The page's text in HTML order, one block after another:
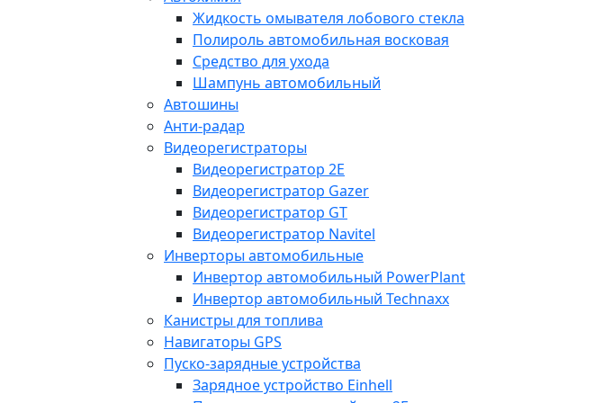
Жидкость омывателя лобового стекла
Полироль автомобильная восковая
Средство для ухода
Шампунь автомобильный
Автошины
Анти-радар
Видеорегистраторы
Видеорегистратор 2E
Видеорегистратор Gazer
Видеорегистратор GT
Видеорегистратор Navitel
Инверторы автомобильные
Инвертор автомобильный PowerPlant
Инвертор автомобильный Technaxx
Канистры для топлива
Навигаторы GPS
Пуско-зарядные устройства
Зарядное устройство Einhell